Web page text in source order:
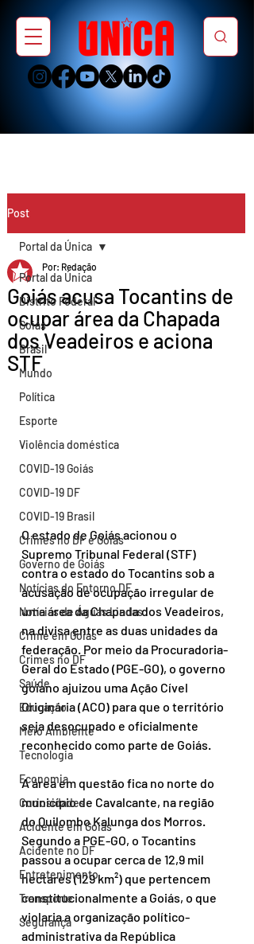
Post
Portal da Única
Distrito Federal
Goiás
Brasil
Mundo
Política
Esporte
Violência doméstica
COVID-19 Goiás
COVID-19 DF
COVID-19 Brasil
Crimes no DF e Goiás
Governo de Goiás
Notícias do Entorno DF
Notícias de Águas Lindas
Crime em Goiás
Crimes no DF
Saúde
Educação
Meio Ambiente
Tecnologia
Economia
Curiosidades
Acidente em Goiás
Acidente no DF
Entretenimento
Transporte
Segurança
Portal da Única
Goiás acusa Tocantins de
ocupar área da Chapada
dos Veadeiros e aciona
STF
Por: Redação
O estado de Goiás acionou o
Supremo Tribunal Federal (STF)
contra o estado do Tocantins sob a
acusação de ocupação irregular de
uma área da Chapada dos Veadeiros,
na divisa entre as duas unidades da
federação. Por meio da Procuradoria-
Geral do Estado (PGE-GO), o governo
goiano ajuizou uma Ação Cível
Originária (ACO) para que o território
seja desocupado e oficialmente
reconhecido como parte de Goiás.
A área em questão fica no norte do
município de Cavalcante, na região
do Quilombo Kalunga dos Morros.
Segundo a PGE-GO, o Tocantins
passou a ocupar cerca de 12,9 mil
hectares (129 km²) que pertencem
constitucionalmente a Goiás, o que
violaria a organização político-
administrativa da República